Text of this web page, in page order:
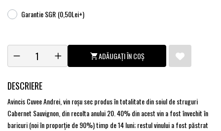
Garantie SGR (0,50Lei+)
ADĂUGAȚI ÎN COȘ
DESCRIERE
Avincis Cuvee Andrei, vin roşu sec produs în totalitate din soiul de struguri
Cabernet Sauvignon, din recolta anului 20. 40% din acest vin a fost învechit în
baricuri (noi în proporție de 90%) timp de 14 luni; restul vinului a fost păstrat